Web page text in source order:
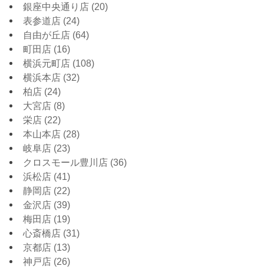
銀座中央通り店 (20)
表参道店 (24)
自由が丘店 (64)
町田店 (16)
横浜元町店 (108)
横浜本店 (32)
柏店 (24)
大宮店 (8)
栄店 (22)
本山本店 (28)
岐阜店 (23)
クロスモール豊川店 (36)
浜松店 (41)
静岡店 (22)
金沢店 (39)
梅田店 (19)
心斎橋店 (31)
京都店 (13)
神戸店 (26)